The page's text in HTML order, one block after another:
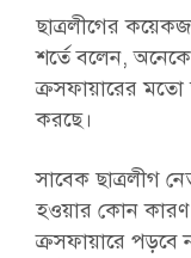
ছাত্রলীগের
শর্তে বলেন,
ক্রসফায়ারের মতো
করছে।
সাবেক ছাত্রলীগ
হওয়ার কোন কারণ
ক্রসফায়ারে পড়বে